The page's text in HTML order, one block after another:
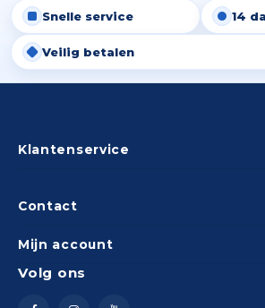
Snelle service
14
Veilig betalen
Contact
Klantenservice
Mijn account
Volg ons